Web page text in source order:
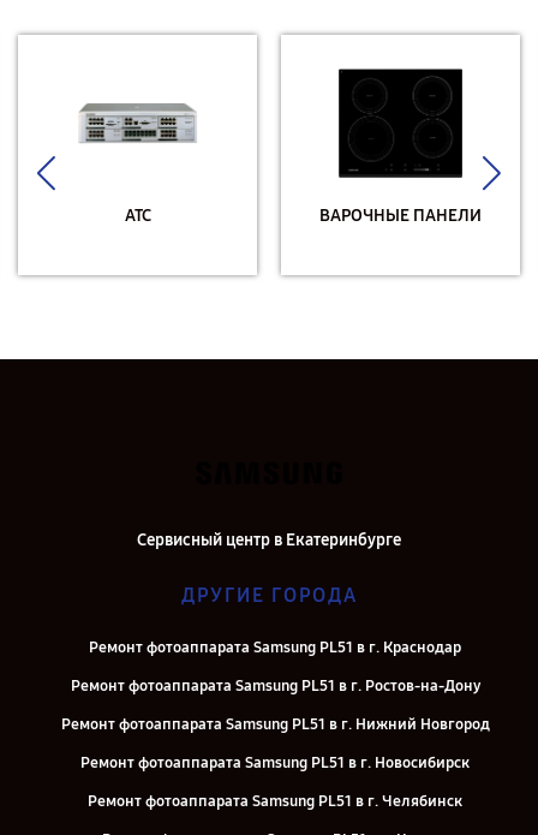
АТС ВАРОЧНЫЕ ПАНЕЛИ
Сервисный центр в Екатеринбурге
ДРУГИЕ ГОРОДА
Ремонт фотоаппарата Samsung PL51 в г. Краснодар
Ремонт фотоаппарата Samsung PL51 в г. Ростов-на-Дону
Ремонт фотоаппарата Samsung PL51 в г. Нижний Новгород
Ремонт фотоаппарата Samsung PL51 в г. Новосибирск
Ремонт фотоаппарата Samsung PL51 в г. Челябинск